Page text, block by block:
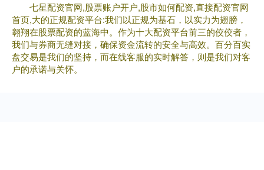
七星配资官网,股票账户开户,股市如何配资,直接配资官网
首页,大的正规配资平台:我们以正规为基石，以实力为翅膀，
翱翔在股票配资的蓝海中。作为十大配资平台前三的佼佼者，
我们与券商无缝对接，确保资金流转的安全与高效。百分百实
盘交易是我们的坚持，而在线客服的实时解答，则是我们对客
户的承诺与关怀。